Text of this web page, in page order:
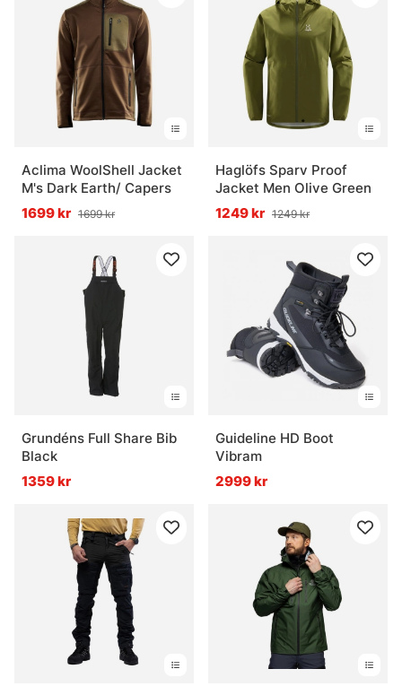
Aclima WoolShell Jacket
M's Dark Earth/ Capers
1699 kr 1699 kr
Haglöfs Sparv Proof
Jacket Men Olive Green
1249 kr 1249 kr
Grundéns Full Share Bib
Black
1359 kr
Guideline HD Boot
Vibram
2999 kr